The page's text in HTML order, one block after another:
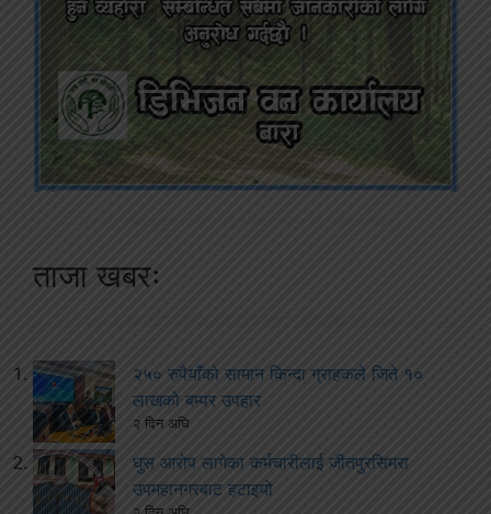
ताजा खबरः
२५० रुपैयाँको सामान किन्दा ग्राहकले जिते १०
लाखको बम्पर उपहार
२ दिन अघि
घुस आरोप लागेका कर्मचारीलाई जीतपुरसिमरा
उपमहानगरबाट हटाइयो